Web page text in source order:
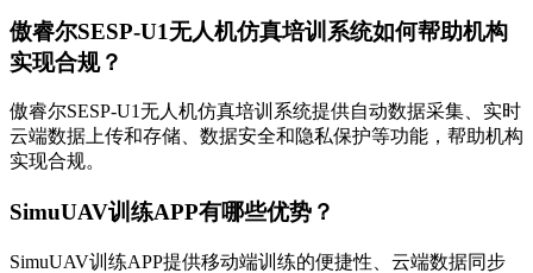
傲睿尔SESP-U1无人机仿真培训系统如何帮助机构
实现合规？
傲睿尔SESP-U1无人机仿真培训系统提供自动数据采集、实时
云端数据上传和存储、数据安全和隐私保护等功能，帮助机构
实现合规。
SimuUAV训练APP有哪些优势？
SimuUAV训练APP提供移动端训练的便捷性、云端数据同步